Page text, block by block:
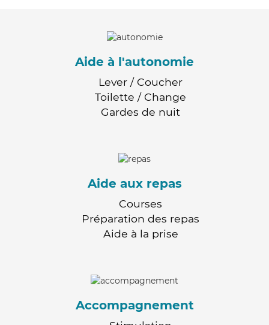
Aide à l'autonomie
Lever / Coucher
Toilette / Change
Gardes de nuit
Aide aux repas
Courses
Préparation des repas
Aide à la prise
Accompagnement